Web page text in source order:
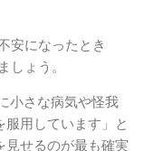
安になったとき
しょう。
小さな病気や怪我
用しています」と
見せるのが最も確実